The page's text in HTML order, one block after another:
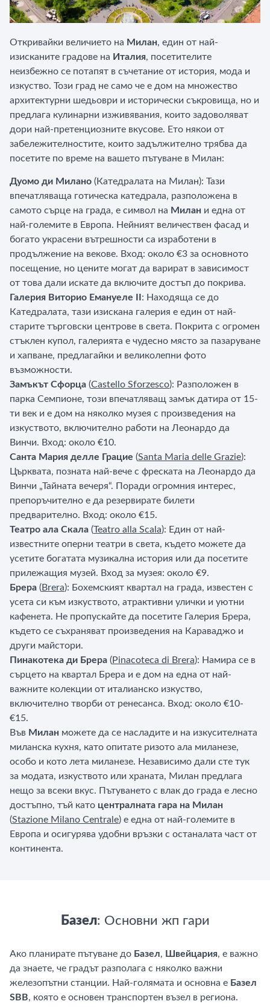
Откривайки величието на Милан, един от най-
изисканите градове на Италия, посетителите
неизбежно се потапят в съчетание от история, мода и
изкуство. Този град не само че е дом на множество
архитектурни шедьоври и исторически съкровища, но и
предлага кулинарни изживявания, които задоволяват
дори най-претенциозните вкусове. Ето някои от
забележителностите, които задължително трябва да
посетите по време на вашето пътуване в Милан:
Дуомо ди Милано (Катедралата на Милан): Тази
впечатляваща готическа катедрала, разположена в
самото сърце на града, е символ на Милан и една от
най-големите в Европа. Нейният величествен фасад и
богато украсени вътрешности са изработени в
продължение на векове. Вход: около €3 за основното
посещение, но цените могат да варират в зависимост
от това дали искате да включите достъп до покрива.
Галерия Виторио Емануеле II : Находяща се до
Катедралата, тази изискана галерия е един от най-
старите търговски центрове в света. Покрита с огромен
стъклен купол, галерията е чудесно място за пазаруване
и хапване, предлагайки и великолепни фото
възможности.
Замъкът Сфорца (Castello Sforzesco): Разположен в
парка Семпионе, този впечатляващ замък датира от 15-
ти век и е дом на няколко музея с произведения на
изкуството, включително работи на Леонардо да
Винчи. Вход: около €10.
Санта Мария делле Грацие (Santa Maria delle Grazie):
Църквата, позната най-вече с фреската на Леонардо да
Винчи „Тайната вечеря“. Поради огромния интерес,
препоръчително е да резервирате билети
предварително. Вход: около €15.
Театро ала Скала (Teatro alla Scala): Един от най-
известните оперни театри в света, където можете да
усетите богатата музикална история или да посетите
прилежащия музей. Вход за музея: около €9.
Брера (Brera): Бохемският квартал на града, известен с
усета си към изкуството, атрактивни улички и уютни
кафенета. Не пропускайте да посетите Галерия Брера,
където се съхраняват произведения на Караваджо и
други майстори.
Пинакотека ди Брера (Pinacoteca di Brera): Намира се в
сърцето на квартал Брера и е дом на една от най-
важните колекции от италианско изкуство,
включително творби от ренесанса. Вход: около €10-
€15.
Във Милан можете да се насладите и на изкусителната
миланска кухня, като опитате ризото ала миланезе,
особо и кото лета миланезе. Независимо дали сте тук
за модата, изкуството или храната, Милан предлага
нещо за всеки вкус. Пътуването с влак до града е лесно
достъпно, тъй като централната гара на Милан
(Stazione Milano Centrale) е една от най-големите в
Европа и осигурява удобни връзки с останалата част от
континента.
Базел: Основни жп гари
Ако планирате пътуване до Базел, Швейцария, е важно
да знаете, че градът разполага с няколко важни
железопътни станции. Най-голямата и основна е Базел
SBB, която е основен транспортен възел в региона.